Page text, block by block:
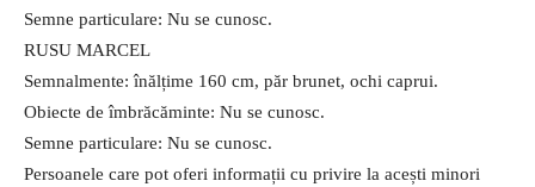
Semne particulare: Nu se cunosc.
RUSU MARCEL
Semnalmente: înălțime 160 cm, păr brunet, ochi caprui.
Obiecte de îmbrăcăminte: Nu se cunosc.
Semne particulare: Nu se cunosc.
Persoanele care pot oferi informații cu privire la acești minori